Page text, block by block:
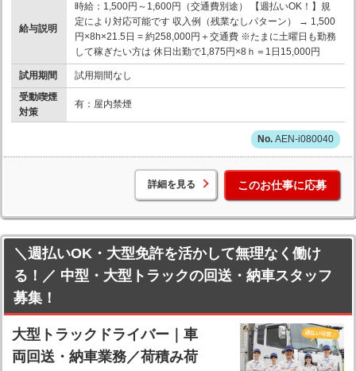
給与説明
時給：1,500円～1,600円（交通費別途） 【週払いOK！】規
定により対応可能です 収入例（残業なしパターン） → 1,500
円×8h×21.5日 = 約258,000円＋交通費 ※たまに土曜日も勤務
して稼ぎたい方は 休日出勤で1,875円×8ｈ＝1日15,000円
試用期間
試用期間なし
受動喫煙
対策
有：屋内禁煙
AEN-i080040
詳細を見る このお仕事に応募
＼週払いOK・大型免許を活かして無理なく働け
る！／ 中型・大型トラックの回送・納車スタッフ
募集！
大型トラックドライバー｜車
両回送・納車業務／荷積み荷